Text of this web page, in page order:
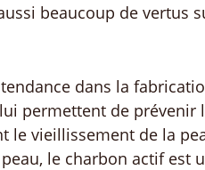
beaucoup de vertus
dans la
permettent de prévenir
le vieillissement de la
le charbon actif est